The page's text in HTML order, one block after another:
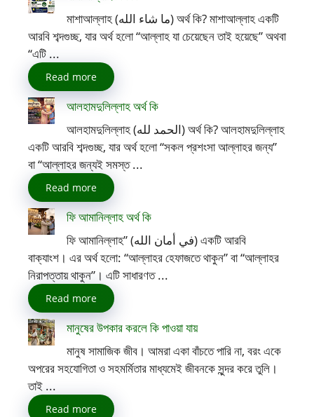
মাশাআল্লাহ (ما شاء الله) অর্থ কি? মাশাআল্লাহ একটি
আরবি শব্দগুচ্ছ, যার অর্থ হলো “আল্লাহ যা চেয়েছেন তাই হয়েছে” অথবা
“এটি ...
Read more
আলহামদুলিল্লাহ অর্থ কি
আলহামদুলিল্লাহ (الحمد لله) অর্থ কি? আলহামদুলিল্লাহ
একটি আরবি শব্দগুচ্ছ, যার অর্থ হলো “সকল প্রশংসা আল্লাহর জন্য”
বা “আল্লাহর জন্যই সমস্ত ...
Read more
ফি আমানিল্লাহ অর্থ কি
ফি আমানিল্লাহ” (في أمان الله) একটি আরবি
বাক্যাংশ। এর অর্থ হলো: “আল্লাহর হেফাজতে থাকুন” বা “আল্লাহর
নিরাপত্তায় থাকুন”। এটি সাধারণত ...
Read more
মানুষের উপকার করলে কি পাওয়া যায়
মানুষ সামাজিক জীব। আমরা একা বাঁচতে পারি না, বরং একে
অপরের সহযোগিতা ও সহমর্মিতার মাধ্যমেই জীবনকে সুন্দর করে তুলি।
তাই ...
Read more